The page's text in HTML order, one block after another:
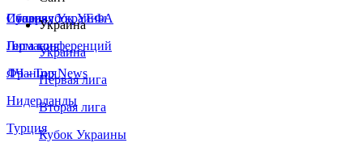
Сборная Украины
Италия
Германия
Франция
Нидерланды
Турция
Суперкубок УЕФА
Лига конференций
ЛЧ - Top News
Украина
Украина
Первая лига
Вторая лига
Кубок Украины